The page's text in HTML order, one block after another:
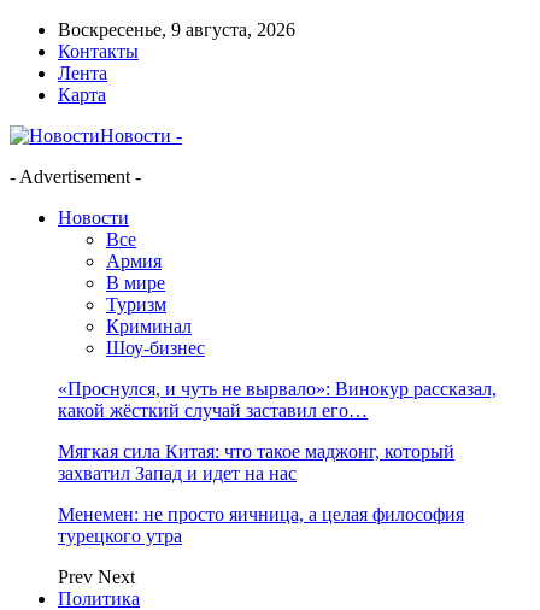
Воскресенье, 9 августа, 2026
Контакты
Лента
Карта
Новости -
- Advertisement -
Новости
Все
Армия
В мире
Туризм
Криминал
Шоу-бизнес
«Проснулся, и чуть не вырвало»: Винокур рассказал,
какой жёсткий случай заставил его…
Мягкая сила Китая: что такое маджонг, который
захватил Запад и идет на нас
Менемен: не просто яичница, а целая философия
турецкого утра
Prev Next
Политика